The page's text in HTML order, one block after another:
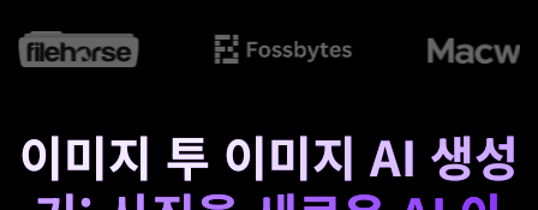
이미지 투 이미지 AI 생성